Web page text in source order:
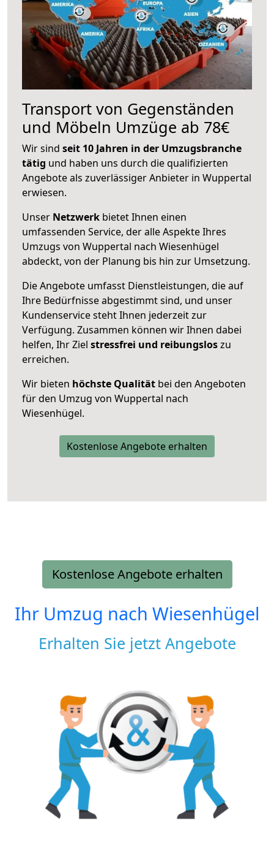
Transport von Gegenständen
und Möbeln Umzüge ab 78€
Wir sind seit 10 Jahren in der Umzugsbranche
tätig und haben uns durch die qualifizierten
Angebote als zuverlässiger Anbieter in Wuppertal
erwiesen.
Unser Netzwerk bietet Ihnen einen
umfassenden Service, der alle Aspekte Ihres
Umzugs von Wuppertal nach Wiesenhügel
abdeckt, von der Planung bis hin zur Umsetzung.
Die Angebote umfasst Dienstleistungen, die auf
Ihre Bedürfnisse abgestimmt sind, und unser
Kundenservice steht Ihnen jederzeit zur
Verfügung. Zusammen können wir Ihnen dabei
helfen, Ihr Ziel stressfrei und reibungsloszu
erreichen.
Wir bieten höchste Qualität bei den Angeboten
für den Umzug von Wuppertal nach
Wiesenhügel.
Kostenlose Angebote erhalten
Kostenlose Angebote erhalten
Ihr Umzug nach Wiesenhügel
Erhalten Sie jetzt Angebote